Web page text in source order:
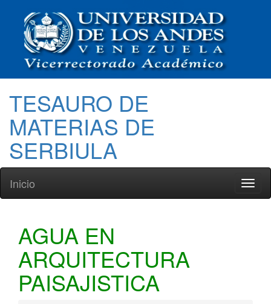
TESAURO DE
MATERIAS DE
SERBIULA
Inicio
AGUA EN
ARQUITECTURA
PAISAJISTICA